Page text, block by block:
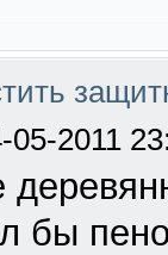
05-2011
бы